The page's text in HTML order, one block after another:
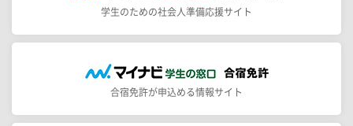
学生のための社会人準備応援サイト
合宿免許が申込める情報サイト